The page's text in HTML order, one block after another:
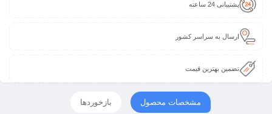
پشتیبانی 24 ساعته
ارسال به سراسر کشور
تضمین بهترین قیمت
مشخصات محصول بازخوردها